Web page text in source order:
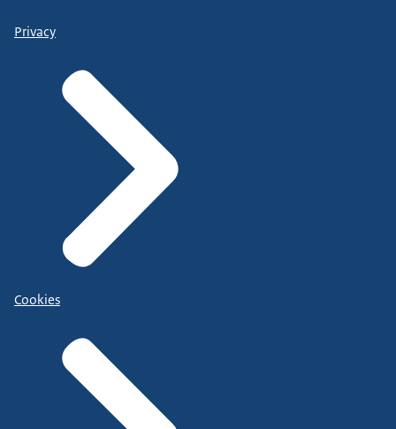
Privacy
Cookies